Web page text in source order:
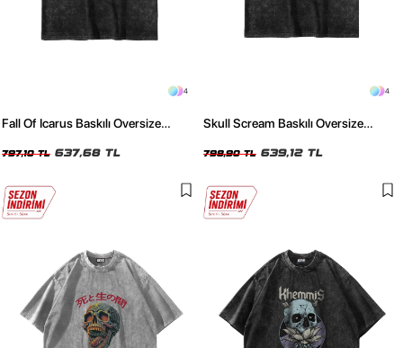
4
Fall Of Icarus Baskılı Oversize
797,10 TL 637,68 TL
4
Skull Scream Baskılı Oversize
798,90 TL 639,12 TL